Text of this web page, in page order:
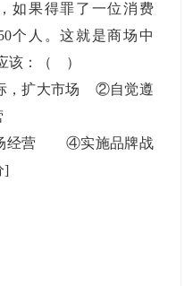
如果得罪了一位消费
个人。这就是商场中
该：（ ）
，扩大市场 ②自觉遵
场经营 ④实施品牌战
]